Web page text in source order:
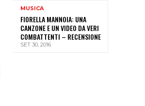
MUSICA
FIORELLA MANNOIA: UNA
CANZONE E UN VIDEO DA VERI
COMBATTENTI – RECENSIONE
SET 30, 2016